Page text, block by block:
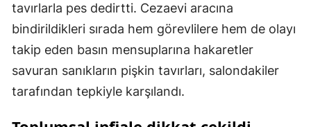
tavırlarla pes dedirtti. Cezaevi aracına
bindirildikleri sırada hem görevlilere hem de olayı
takip eden basın mensuplarına hakaretler
savuran sanıkların pişkin tavırları, salondakiler
tarafından tepkiyle karşılandı.